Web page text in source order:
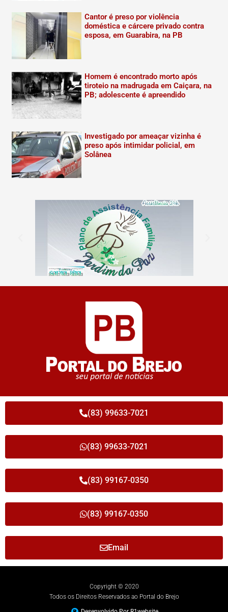
Cantor é preso por violência
doméstica e cárcere privado contra
esposa, em Guarabira, na PB
Homem é encontrado morto após
tiroteio na madrugada em Caiçara, na
PB; adolescente é apreendido
Investigado por ameaçar vizinha é
preso após intimidar policial, em
Solânea
(83) 99633-7021
(83) 99633-7021
(83) 99167-0350
(83) 99167-0350
Email
Copyright © 2020
Todos os Direitos Reservados ao Portal do Brejo